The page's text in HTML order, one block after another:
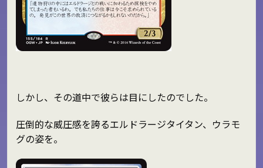
しかし、その道中で彼らは目にしたのでした。
圧倒的な威圧感を誇るエルドラージタイタン、ウラモ
グの姿を。